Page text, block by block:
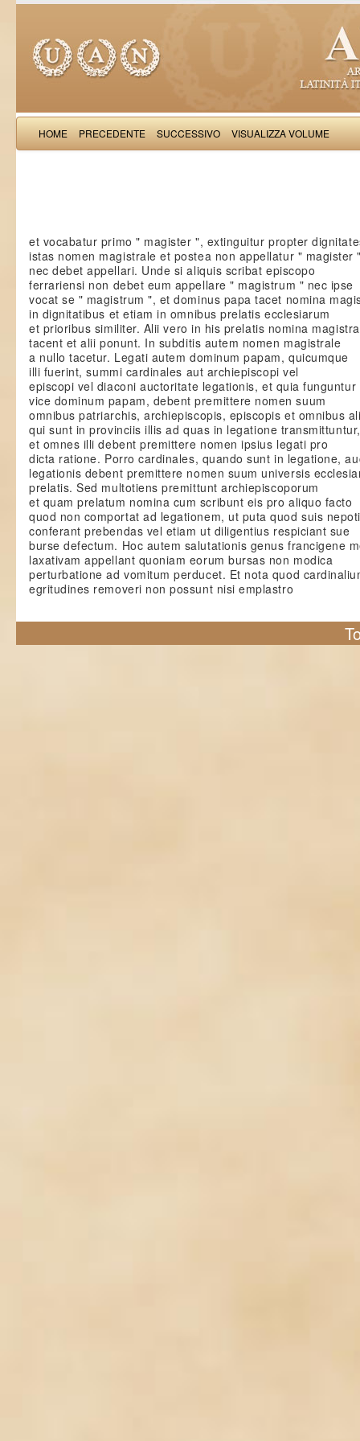
HOME PRECEDENTE SUCCESSIVO VISUALIZZA VOLUME
et vocabatur primo " magister ", extinguitur propter
istas nomen magistrale et postea non appellatur " magister
nec debet appellari. Unde si aliquis scribat episcopo
ferrariensi non debet eum appellare " magistrum " nec ipse
vocat se " magistrum ", et dominus papa tacet nomina
in dignitatibus et etiam in omnibus prelatis ecclesiarum
et prioribus similiter. Alii vero in his prelatis nomina
tacent et alii ponunt. In subditis autem nomen magistrale
a nullo tacetur. Legati autem dominum papam, quicumque
illi fuerint, summi cardinales aut archiepiscopi vel
episcopi vel diaconi auctoritate legationis, et quia funguntur
vice dominum papam, debent premittere nomen suum
omnibus patriarchis, archiepiscopis, episcopis et omnibus
qui sunt in provinciis illis ad quas in legatione transmittuntur,
et omnes illi debent premittere nomen ipsius legati pro
dicta ratione. Porro cardinales, quando sunt in legatione,
legationis debent premittere nomen suum universis
prelatis. Sed multotiens premittunt archiepiscoporum
et quam prelatum nomina cum scribunt eis pro aliquo facto
quod non comportat ad legationem, ut puta quod suis
conferant prebendas vel etiam ut diligentius respiciant sue
burse defectum. Hoc autem salutationis genus francigene
laxativam appellant quoniam eorum bursas non modica
perturbatione ad vomitum perducet. Et nota quod
egritudines removeri non possunt nisi emplastro